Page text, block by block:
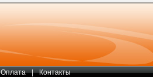
Оплата | Контакты